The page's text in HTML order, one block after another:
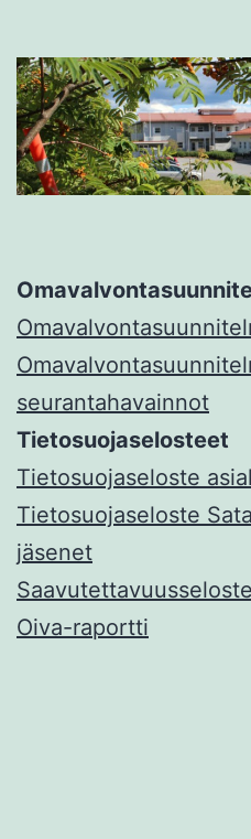
seurantahavainnot
Tietosuojaselosteet
Tietosuojaseloste
Tietosuojaseloste
jäsenet
Saavutettavuusseloste
Oiva-raportti